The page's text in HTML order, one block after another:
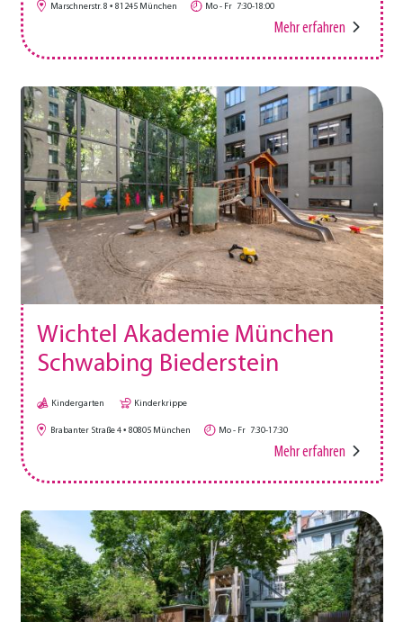
Marschnerstr. 8 81245 München Mo - Fr 7:30-18:00
Mehr erfahren
Wichtel Akademie München
Schwabing Biederstein
Kindergarten Kinderkrippe
Brabanter Straße 4 80805 München Mo - Fr 7:30-17:30
Mehr erfahren